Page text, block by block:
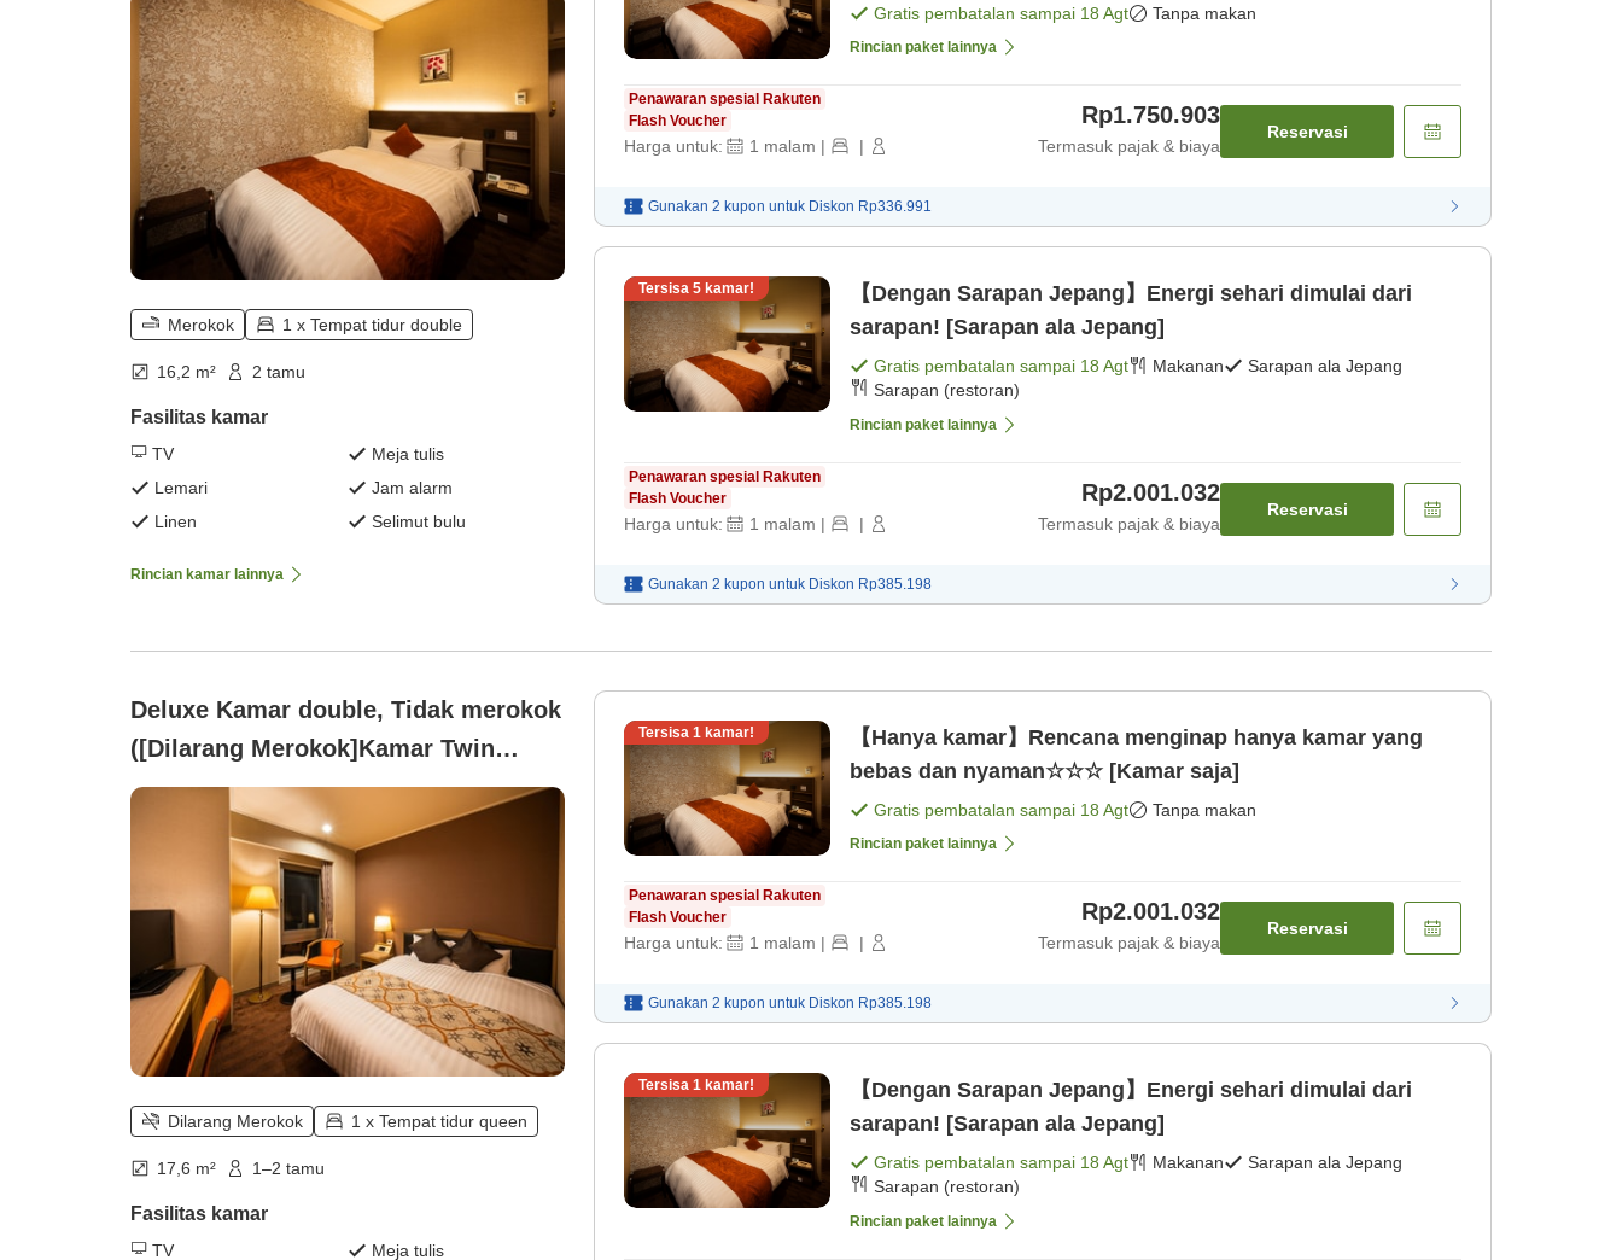
Merokok 1 x Tempat tidur double
16,2 m² 2 tamu
Fasilitas kamar
TV
Meja tulis
Lemari
Jam alarm
Linen
Selimut bulu
Rincian kamar lainnya
Gratis pembatalan sampai 18 Agt Tanpa makan
Rincian paket lainnya
Penawaran spesial Rakuten
Flash Voucher
Harga untuk: 1 malam | |
Rp1.750.903
Termasuk pajak & biaya
Reservasi
Gunakan 2 kupon untuk Diskon Rp336.991
Tersisa 5 kamar!
【Dengan Sarapan Jepang】Energi sehari dimulai dari
sarapan! [Sarapan ala Jepang]
Gratis pembatalan sampai 18 Agt Makanan
Sarapan ala Jepang
Sarapan (restoran)
Rincian paket lainnya
Penawaran spesial Rakuten
Flash Voucher
Harga untuk: 1 malam | |
Rp2.001.032
Termasuk pajak & biaya
Reservasi
Gunakan 2 kupon untuk Diskon Rp385.198
Deluxe Kamar double, Tidak merokok
([Dilarang Merokok]Kamar Twin
(Kamar Sudut))
Dilarang Merokok 1 x Tempat tidur queen
17,6 m² 1–2 tamu
Fasilitas kamar
TV
Meja tulis
Tersisa 1 kamar!
【Hanya kamar】Rencana menginap hanya kamar yang
bebas dan nyaman☆☆☆ [Kamar saja]
Gratis pembatalan sampai 18 Agt Tanpa makan
Rincian paket lainnya
Penawaran spesial Rakuten
Flash Voucher
Harga untuk: 1 malam | |
Rp2.001.032
Termasuk pajak & biaya
Reservasi
Gunakan 2 kupon untuk Diskon Rp385.198
Tersisa 1 kamar!
【Dengan Sarapan Jepang】Energi sehari dimulai dari
sarapan! [Sarapan ala Jepang]
Gratis pembatalan sampai 18 Agt Makanan
Sarapan ala Jepang
Sarapan (restoran)
Rincian paket lainnya